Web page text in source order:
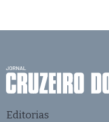
Editorias